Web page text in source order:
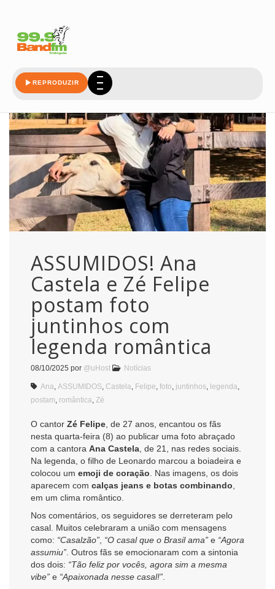
REPRODUZIR
ASSUMIDOS! Ana
Castela e Zé Felipe
postam foto
juntinhos com
legenda romântica
08/10/2025 por @uHost Notícias
Ana ASSUMIDOS Castela Felipe foto juntinhos legenda
postam romântica Zé
O cantor Zé Felipe , de 27 anos, encantou os fãs
nesta quarta-feira (8) ao publicar uma foto abraçado
com a cantora Ana Castela , de 21, nas redes sociais.
Na legenda, o filho de Leonardo marcou a boiadeira e
colocou um emoji de coração . Nas imagens, os dois
aparecem com calças jeans e botas combinando
em um clima romântico.
Nos comentários, os seguidores se derreteram pelo
casal. Muitos celebraram a união com mensagens
como: “Casalzão” “O casal que o Brasil ama” e “Agora
assumiu” . Outros fãs se emocionaram com a sintonia
dos dois: “Tão feliz por vocês, agora sim a mesma
vibe” e “Apaixonada nesse casal!”